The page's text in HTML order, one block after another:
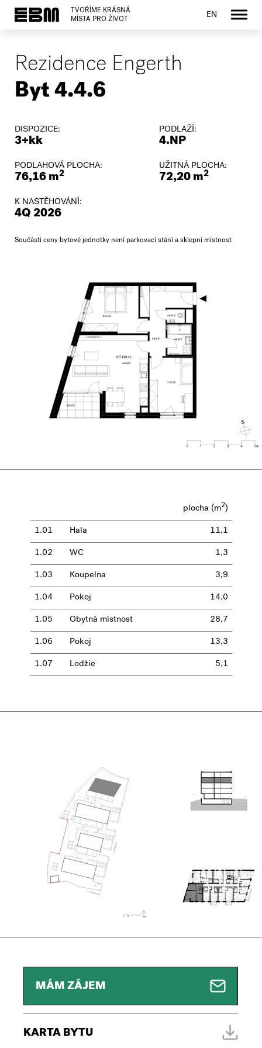
TVOŘÍME KRÁSNÁ
MÍSTA PRO ŽIVOT
EN
Rezidence Engerth
Byt 4.4.6
DISPOZICE:
3+kk
PODLAŽÍ:
4.NP
PODLAHOVÁ PLOCHA:
76,16 m2
UŽITNÁ PLOCHA:
72,20 m2
K NASTĚHOVÁNÍ:
4Q 2026
Součástí ceny bytové jednotky není parkovací stání a sklepní místnost
MÁM ZÁJEM
KARTA BYTU
plocha (m2)
1.01 Hala 11,1
1.02 WC 1,3
1.03 Koupelna 3,9
1.04 Pokoj 14,0
1.05 Obytná místnost 28,7
1.06 Pokoj 13,3
1.07 Lodžie 5,1